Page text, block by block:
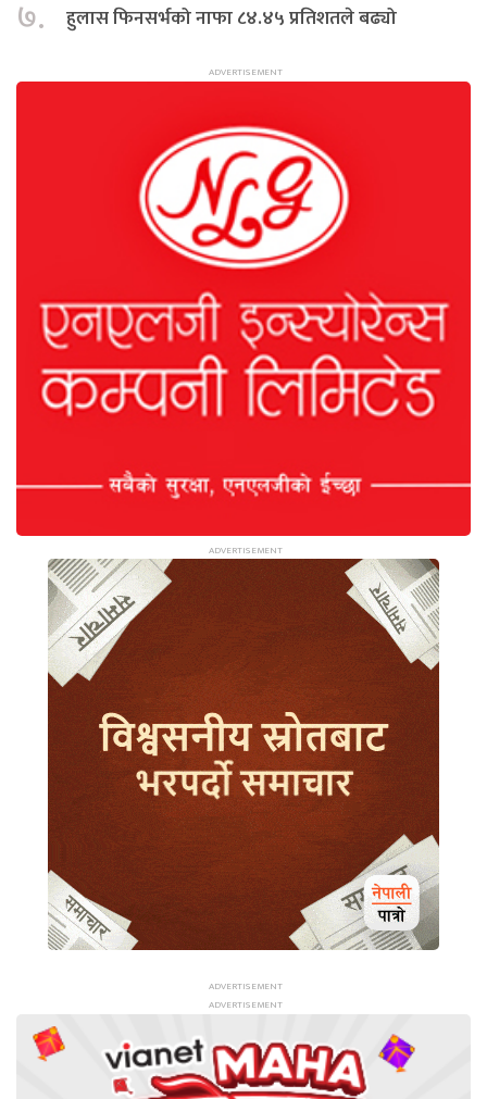
७. हुलास फिनसर्भको नाफा ८४.४५ प्रतिशतले बढ्यो